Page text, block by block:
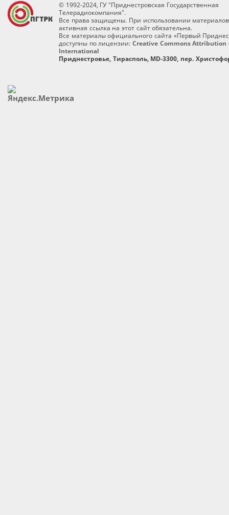
© 1992-2024, ГУ "Приднестровская Государственная
Телерадиокомпания".
Все права защищены. При использовании
активная ссылка на этот сайт обязательна.
Все материалы официального сайта «Первый
доступны по лицензии: Creative Commons Attribution
International
Приднестровье, Тирасполь, MD-3300, пер.